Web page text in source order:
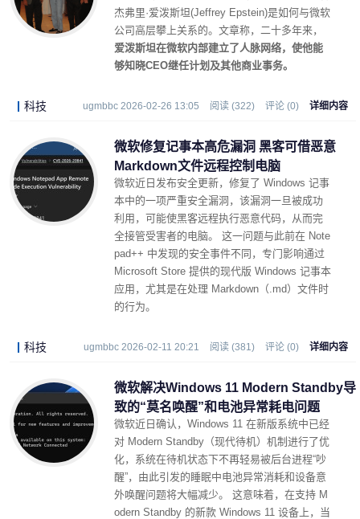
杰弗里·爱泼斯坦(Jeffrey Epstein)是如何与微软
公司高层攀上关系的。文章称，二十多年来，
爱泼斯坦在微软内部建立了人脉网络，使他能
够知晓CEO继任计划及其他商业事务。
科技 ugmbbc 2026-02-26 13:05 阅读 (322) 评论 (0) 详细内容
微软修复记事本高危漏洞 黑客可借恶意
Markdown文件远程控制电脑 ​
微软近日发布安全更新，修复了 Windows 记事
本中的一项严重安全漏洞，该漏洞一旦被成功
利用，可能使黑客远程执行恶意代码，从而完
全接管受害者的电脑。 这一问题与此前在 Note
pad++ 中发现的安全事件不同，专门影响通过
Microsoft Store 提供的现代版 Windows 记事本
应用，尤其是在处理 Markdown（.md）文件时
的行为。
科技 ugmbbc 2026-02-11 20:21 阅读 (381) 评论 (0) 详细内容
微软解决Windows 11 Modern Standby导
致的“莫名唤醒”和电池异常耗电问题 ​
微软近日确认，Windows 11 在新版系统中已经
对 Modern Standby（现代待机）机制进行了优
化，系统在待机状态下不再轻易被后台进程“吵
醒”，由此引发的睡眠中电池异常消耗和设备意
外唤醒问题将大幅减少。 这意味着，在支持 M
odern Standby 的新款 Windows 11 设备上，当